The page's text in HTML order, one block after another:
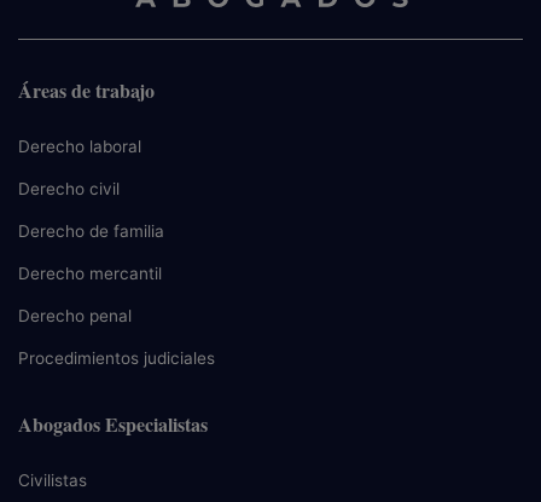
Áreas de trabajo
Derecho laboral
Derecho civil
Derecho de familia
Derecho mercantil
Derecho penal
Procedimientos judiciales
Abogados Especialistas
Civilistas